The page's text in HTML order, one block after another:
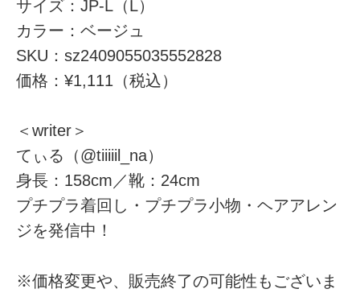
サイズ：JP-L（L）
カラー：ベージュ
SKU：sz2409055035552828
価格：¥1,111（税込）
＜writer＞
てぃる（@tiiiiil_na）
身長：158cm／靴：24cm
プチプラ着回し・プチプラ小物・ヘアアレン
ジを発信中！
※価格変更や、販売終了の可能性もございま